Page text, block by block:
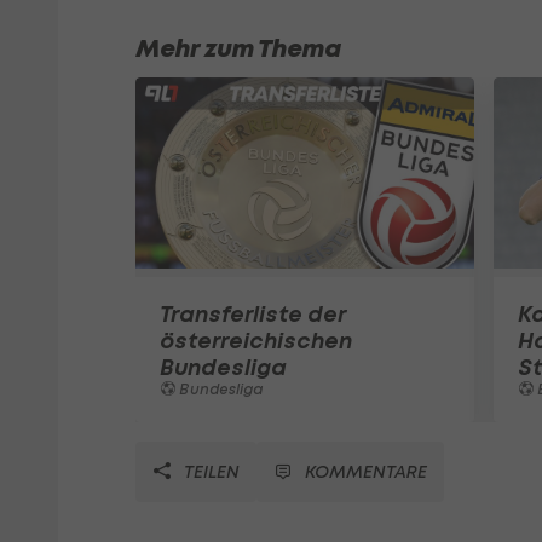
Mehr zum Thema
Transferliste der
österreichischen
Bundesliga
Bundesliga
TEILEN KOMMENTARE